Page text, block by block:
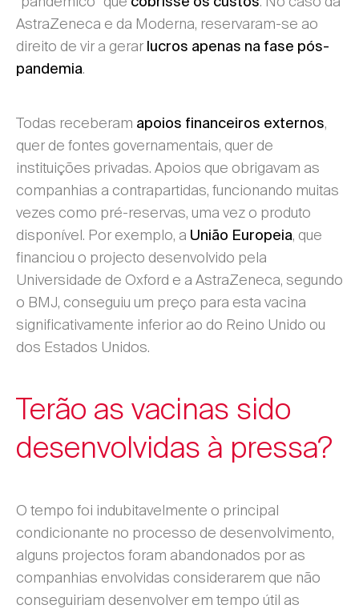
AstraZeneca e da Moderna, reservaram-se ao
direito de vir a gerar lucros apenas na fase pós-
pandemia.
Todas receberam apoios financeiros externos,
quer de fontes governamentais, quer de
instituições privadas. Apoios que obrigavam as
companhias a contrapartidas, funcionando muitas
vezes como pré-reservas, uma vez o produto
disponível. Por exemplo, a União Europeia, que
financiou o projecto desenvolvido pela
Universidade de Oxford e a AstraZeneca, segundo
o BMJ, conseguiu um preço para esta vacina
significativamente inferior ao do Reino Unido ou
dos Estados Unidos.
Terão as vacinas sido
desenvolvidas à pressa?
O tempo foi indubitavelmente o principal
condicionante no processo de desenvolvimento,
alguns projectos foram abandonados por as
companhias envolvidas considerarem que não
conseguiriam desenvolver em tempo útil as